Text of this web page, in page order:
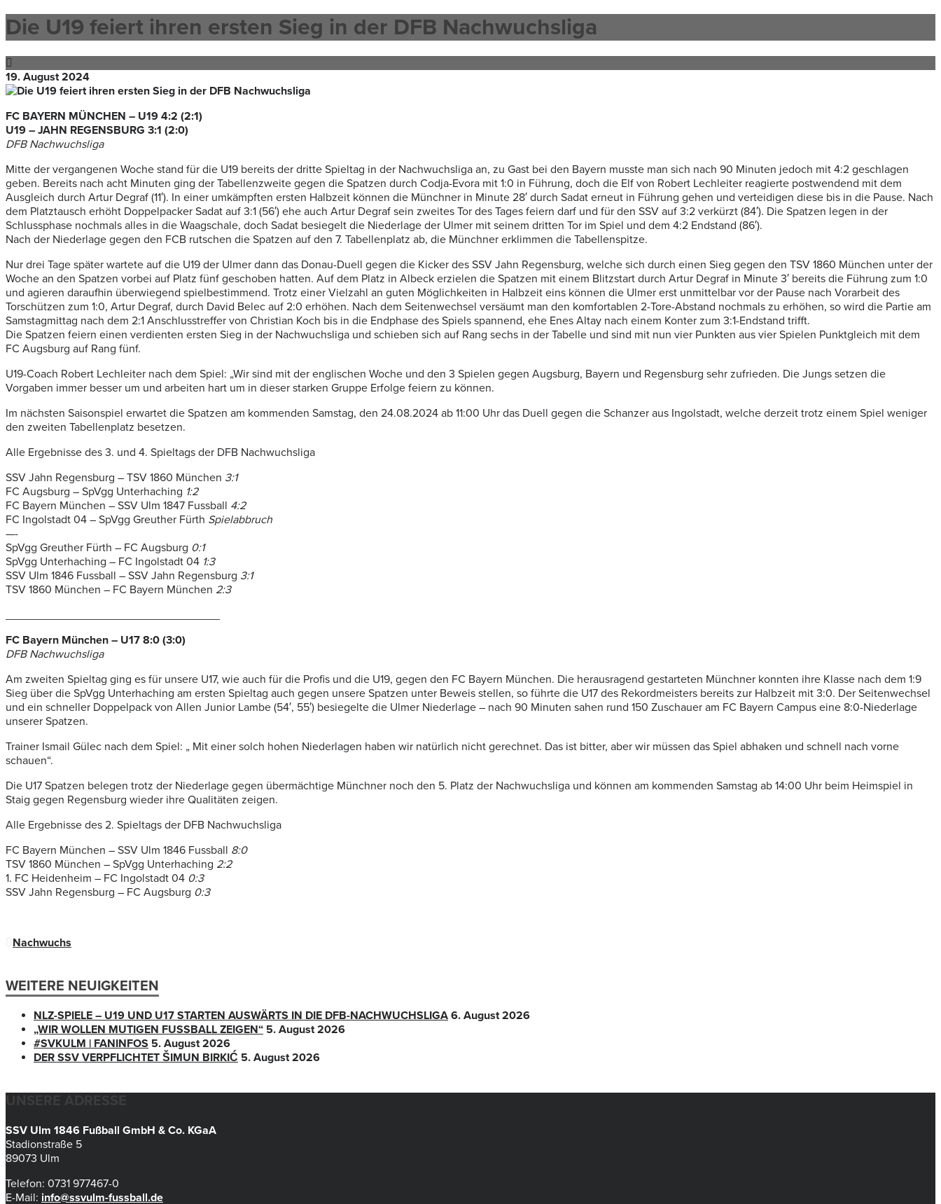
Die U19 feiert ihren ersten Sieg in der DFB Nachwuchsliga
19. August 2024
FC BAYERN MÜNCHEN – U19 4:2 (2:1)
U19 – JAHN REGENSBURG 3:1 (2:0)
DFB Nachwuchsliga
Mitte der vergangenen Woche stand für die U19 bereits der dritte Spieltag in der Nachwuchsliga an, zu Gast bei den Bayern musste man sich nach 90 Minuten jedoch mit 4:2 geschlagen
geben. Bereits nach acht Minuten ging der Tabellenzweite gegen die Spatzen durch Codja-Evora mit 1:0 in Führung, doch die Elf von Robert Lechleiter reagierte postwendend mit dem
Ausgleich durch Artur Degraf (11′). In einer umkämpften ersten Halbzeit können die Münchner in Minute 28′ durch Sadat erneut in Führung gehen und verteidigen diese bis in die Pause. Nach
dem Platztausch erhöht Doppelpacker Sadat auf 3:1 (56′) ehe auch Artur Degraf sein zweites Tor des Tages feiern darf und für den SSV auf 3:2 verkürzt (84′). Die Spatzen legen in der
Schlussphase nochmals alles in die Waagschale, doch Sadat besiegelt die Niederlage der Ulmer mit seinem dritten Tor im Spiel und dem 4:2 Endstand (86′).
Nach der Niederlage gegen den FCB rutschen die Spatzen auf den 7. Tabellenplatz ab, die Münchner erklimmen die Tabellenspitze.
Nur drei Tage später wartete auf die U19 der Ulmer dann das Donau-Duell gegen die Kicker des SSV Jahn Regensburg, welche sich durch einen Sieg gegen den TSV 1860 München unter der
Woche an den Spatzen vorbei auf Platz fünf geschoben hatten. Auf dem Platz in Albeck erzielen die Spatzen mit einem Blitzstart durch Artur Degraf in Minute 3′ bereits die Führung zum 1:0
und agieren daraufhin überwiegend spielbestimmend. Trotz einer Vielzahl an guten Möglichkeiten in Halbzeit eins können die Ulmer erst unmittelbar vor der Pause nach Vorarbeit des
Torschützen zum 1:0, Artur Degraf, durch David Belec auf 2:0 erhöhen. Nach dem Seitenwechsel versäumt man den komfortablen 2-Tore-Abstand nochmals zu erhöhen, so wird die Partie am
Samstagmittag nach dem 2:1 Anschlusstreffer von Christian Koch bis in die Endphase des Spiels spannend, ehe Enes Altay nach einem Konter zum 3:1-Endstand trifft.
Die Spatzen feiern einen verdienten ersten Sieg in der Nachwuchsliga und schieben sich auf Rang sechs in der Tabelle und sind mit nun vier Punkten aus vier Spielen Punktgleich mit dem
FC Augsburg auf Rang fünf.
U19-Coach Robert Lechleiter nach dem Spiel: „Wir sind mit der englischen Woche und den 3 Spielen gegen Augsburg, Bayern und Regensburg sehr zufrieden. Die Jungs setzen die
Vorgaben immer besser um und arbeiten hart um in dieser starken Gruppe Erfolge feiern zu können.
Im nächsten Saisonspiel erwartet die Spatzen am kommenden Samstag, den 24.08.2024 ab 11:00 Uhr das Duell gegen die Schanzer aus Ingolstadt, welche derzeit trotz einem Spiel weniger
den zweiten Tabellenplatz besetzen.
Alle Ergebnisse des 3. und 4. Spieltags der DFB Nachwuchsliga
SSV Jahn Regensburg – TSV 1860 München 3:1
FC Augsburg – SpVgg Unterhaching 1:2
FC Bayern München – SSV Ulm 1847 Fussball 4:2
FC Ingolstadt 04 – SpVgg Greuther Fürth Spielabbruch
—-
SpVgg Greuther Fürth – FC Augsburg 0:1
SpVgg Unterhaching – FC Ingolstadt 04 1:3
SSV Ulm 1846 Fussball – SSV Jahn Regensburg 3:1
TSV 1860 München – FC Bayern München 2:3
FC Bayern München – U17 8:0 (3:0)
DFB Nachwuchsliga
Am zweiten Spieltag ging es für unsere U17, wie auch für die Profis und die U19, gegen den FC Bayern München. Die herausragend gestarteten Münchner konnten ihre Klasse nach dem 1:9
Sieg über die SpVgg Unterhaching am ersten Spieltag auch gegen unsere Spatzen unter Beweis stellen, so führte die U17 des Rekordmeisters bereits zur Halbzeit mit 3:0. Der Seitenwechsel
und ein schneller Doppelpack von Allen Junior Lambe (54′, 55′) besiegelte die Ulmer Niederlage – nach 90 Minuten sahen rund 150 Zuschauer am FC Bayern Campus eine 8:0-Niederlage
unserer Spatzen.
Trainer Ismail Gülec nach dem Spiel: „ Mit einer solch hohen Niederlagen haben wir natürlich nicht gerechnet. Das ist bitter, aber wir müssen das Spiel abhaken und schnell nach vorne
schauen“.
Die U17 Spatzen belegen trotz der Niederlage gegen übermächtige Münchner noch den 5. Platz der Nachwuchsliga und können am kommenden Samstag ab 14:00 Uhr beim Heimspiel in
Staig gegen Regensburg wieder ihre Qualitäten zeigen.
Alle Ergebnisse des 2. Spieltags der DFB Nachwuchsliga
FC Bayern München – SSV Ulm 1846 Fussball 8:0
TSV 1860 München – SpVgg Unterhaching 2:2
1. FC Heidenheim – FC Ingolstadt 04 0:3
SSV Jahn Regensburg – FC Augsburg 0:3
Nachwuchs
WEITERE NEUIGKEITEN
NLZ-SPIELE – U19 UND U17 STARTEN AUSWÄRTS IN DIE DFB-NACHWUCHSLIGA 6. August 2026
„WIR WOLLEN MUTIGEN FUSSBALL ZEIGEN“
5. August 2026
#SVKULM | FANINFOS 5. August 2026
DER SSV VERPFLICHTET ŠIMUN BIRKIĆ 5. August 2026
UNSERE ADRESSE
SSV Ulm 1846 Fußball GmbH & Co. KGaA
Stadionstraße 5
89073 Ulm
Telefon: 0731 977467-0
E-Mail: info@ssvulm-fussball.de